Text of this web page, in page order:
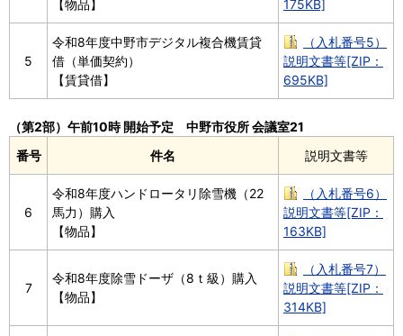
【物品】
175KB]
5
令和8年度中野市デジタル複合機賃貸
借（単価契約）
【賃貸借】
（入札番号5）
説明文書等[ZIP：
695KB]
番号 件名 説明文書等
（第2部）午前10時 開始予定 中野市役所 会議室21
6
令和8年度ハンドロータリ除雪機（22
馬力）購入
【物品】
（入札番号6）
説明文書等[ZIP：
163KB]
7
令和8年度除雪ドーザ（8ｔ級）購入
【物品】
（入札番号7）
説明文書等[ZIP：
314KB]